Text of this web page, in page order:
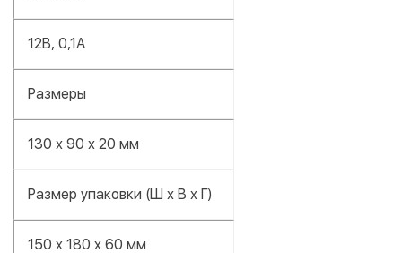
12В, 0,1А
Размеры
130 х 90 х 20 мм
Размер упаковки (Ш х В х Г)
150 x 180 x 60 мм